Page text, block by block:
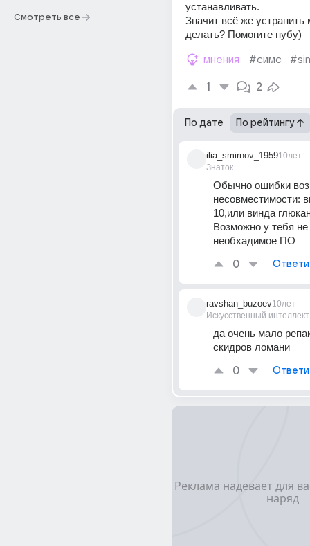
Смотреть все
устанавливать.
Значит всё же устранить
делать? Помогите нубу)
мнения #симс
1 2
По дате По рейтингу
ilia_smirnov_1959
Знаток
10лет
Обычно ошибки
несовместимости:
10,или винда
Возможно у тебя
необхадимое ПО
0
ravshan_buzoev
Искусственный интеллект
10лет
да очень мало
скидров ломани
0